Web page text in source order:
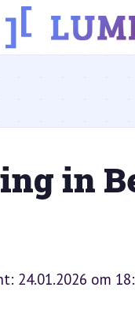
in
24.01.2026 om